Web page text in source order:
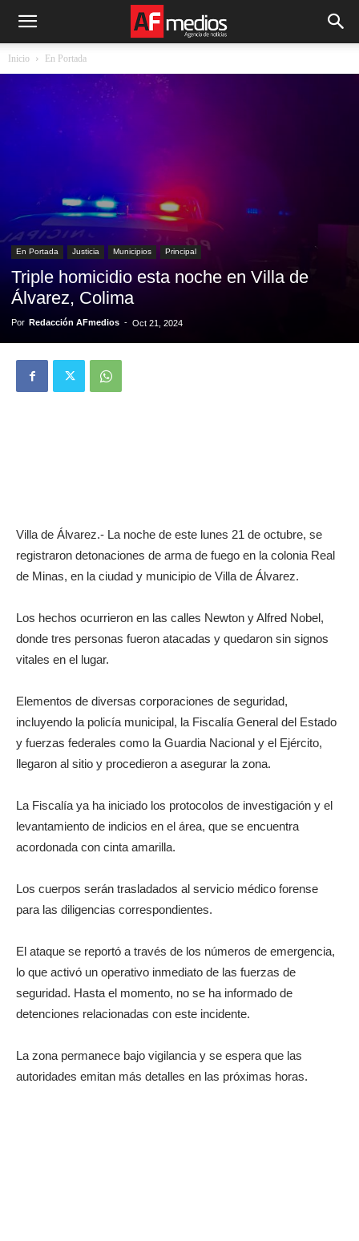
Inicio En Portada
En Portada Justicia Municipios Principal
Triple homicidio esta noche en Villa de
Álvarez, Colima
Por Redacción AFmedios - Oct 21, 2024
Villa de Álvarez.- La noche de este lunes 21 de octubre, se
registraron detonaciones de arma de fuego en la colonia Real
de Minas, en la ciudad y municipio de Villa de Álvarez.
Los hechos ocurrieron en las calles Newton y Alfred Nobel,
donde tres personas fueron atacadas y quedaron sin signos
vitales en el lugar.
Elementos de diversas corporaciones de seguridad,
incluyendo la policía municipal, la Fiscalía General del Estado
y fuerzas federales como la Guardia Nacional y el Ejército,
llegaron al sitio y procedieron a asegurar la zona.
La Fiscalía ya ha iniciado los protocolos de investigación y el
levantamiento de indicios en el área, que se encuentra
acordonada con cinta amarilla.
Los cuerpos serán trasladados al servicio médico forense
para las diligencias correspondientes.
El ataque se reportó a través de los números de emergencia,
lo que activó un operativo inmediato de las fuerzas de
seguridad. Hasta el momento, no se ha informado de
detenciones relacionadas con este incidente.
La zona permanece bajo vigilancia y se espera que las
autoridades emitan más detalles en las próximas horas.